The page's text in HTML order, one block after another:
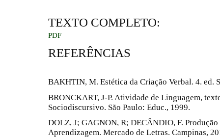
TEXTO COMPLETO:
PDF
REFERÊNCIAS
BAKHTIN, M. Estética da Criação Verbal. 4. ed.
BRONCKART, J-P. Atividade de Linguagem,
Sociodiscursivo. São Paulo: Educ., 1999.
DOLZ, J; GAGNON, R; DECÂNDIO, F.
Aprendizagem. Mercado de Letras. Campinas,